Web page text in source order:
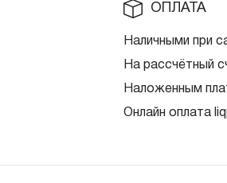
ОПЛАТА
Наличными при
На рассчётный
Наложенным
Онлайн оплата